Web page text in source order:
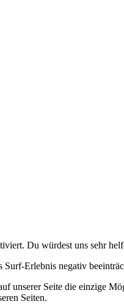
Du würdest uns sehr
Erlebnis negativ
unserer Seite die einzige
Seiten.